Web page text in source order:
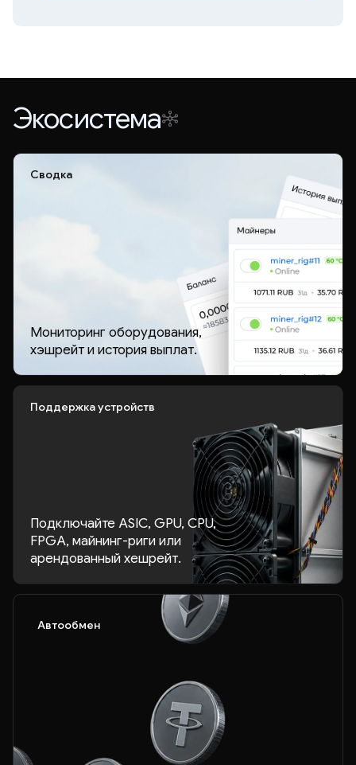
Экосистема
Сводка
Мониторинг оборудования,
хэшрейт и история выплат.
Поддержка устройств
Подключайте ASIC, GPU, CPU,
FPGA, майнинг-риги или
арендованный хешрейт.
Автообмен